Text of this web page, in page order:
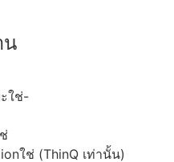
น
ใช่-
ใช่ (ThinQ เท่านั้น)